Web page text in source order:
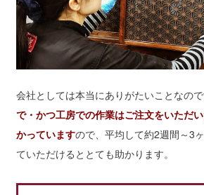
会社としては本当にありがたいことなので
で・かつ工房での作業はご注文をいただ
かっていますので、平均して約2週間～3
ていただけるととても助かります。